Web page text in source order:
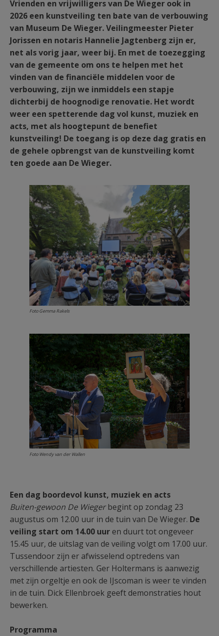
Vrienden en vrijwilligers van De Wieger ook in
2026 een kunstveiling ten bate van de verbouwing
van Museum De Wieger. Veilingmeester Pieter
Jorissen en notaris Hannelie Jagtenberg zijn er,
net als vorig jaar, weer bij. En met de toezegging
van de gemeente om ons te helpen met het
vinden van de financiële middelen voor de
verbouwing, zijn we inmiddels een stapje
dichterbij de hoognodige renovatie. Het wordt
weer een spetterende dag vol kunst, muziek en
acts, met als hoogtepunt de benefiet
kunstveiling! De toegang is op deze dag gratis en
de gehele opbrengst van de kunstveiling komt
ten goede aan De Wieger.
Foto Gemma Rakels
Foto Wendy van der Wallen
Een dag boordevol kunst, muziek en acts
Buiten-gewoon De Wiegerbegint op zondag 23
augustus om 12.00 uur in de tuin van De Wieger. De
veiling start om 14.00 uuren duurt tot ongeveer
15.45 uur, de uitslag van de veiling volgt om 17.00 uur.
Tussendoor zijn er afwisselend optredens van
verschillende artiesten. Ger Holtermans is aanwezig
met zijn orgeltje en ook de IJscoman is weer te vinden
in de tuin. Dick Ellenbroek geeft demonstraties hout
bewerken.
Programma